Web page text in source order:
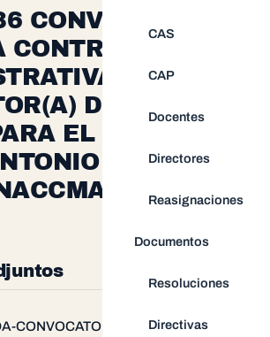
CAS
CAP
Docentes
Directores
Reasignaciones
Documentos
Resoluciones
Directivas
CONVOCATORIA
CONTRATACION
DE (01)
DE BIEN
EL CRFA
ENCINAS”
CONVOCATORIA-CAS-